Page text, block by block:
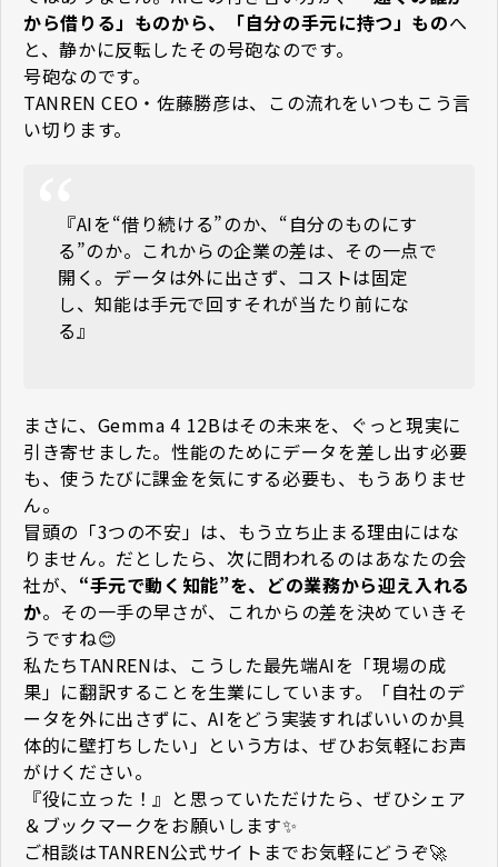
から借りる」ものから、「自分の手元に持つ」ものへ
と、静かに反転した――その号砲なのです。
号砲なのです。
TANREN CEO・佐藤勝彦は、この流れをいつもこう言
い切ります。
『AIを“借り続ける”のか、“自分のものにす
る”のか。これからの企業の差は、その一点で
開く。データは外に出さず、コストは固定
し、知能は手元で回す――それが当たり前にな
る』
まさに、Gemma 4 12Bはその未来を、ぐっと現実に
引き寄せました。性能のためにデータを差し出す必要
も、使うたびに課金を気にする必要も、もうありませ
ん。
冒頭の「3つの不安」は、もう立ち止まる理由にはな
りません。だとしたら、次に問われるのは――あなたの会
社が、 “手元で動く知能”を、どの業務から迎え入れる
か。その一手の早さが、これからの差を決めていきそ
うですね😊
私たちTANRENは、こうした最先端AIを「現場の成
果」に翻訳することを生業にしています。「自社のデ
ータを外に出さずに、AIをどう実装すればいいのか具
体的に壁打ちしたい」という方は、ぜひお気軽にお声
がけください。
『役に立った！』と思っていただけたら、ぜひシェア
＆ブックマークをお願いします✨
ご相談はTANREN公式サイトまでお気軽にどうぞ🚀